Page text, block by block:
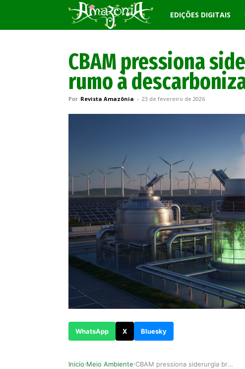
Revista
EDIÇÕES DIGITAIS
CBAM pressiona
rumo à
Por Revista Amazônia - 23 de fevereiro de 2026
WhatsApp X Bluesky
Inicio›Meio Ambiente› CBAM pressiona siderurgia brasileira rumo à des…